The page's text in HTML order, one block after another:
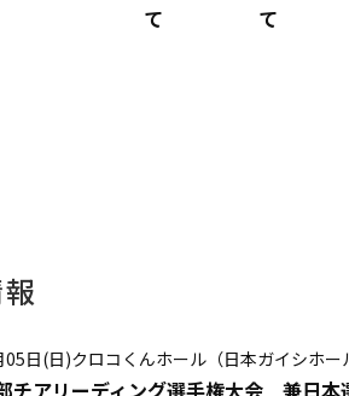
て
て
05日(日)クロコくんホール（日本ガイシホー
チアリーディング選手権大会 兼日本